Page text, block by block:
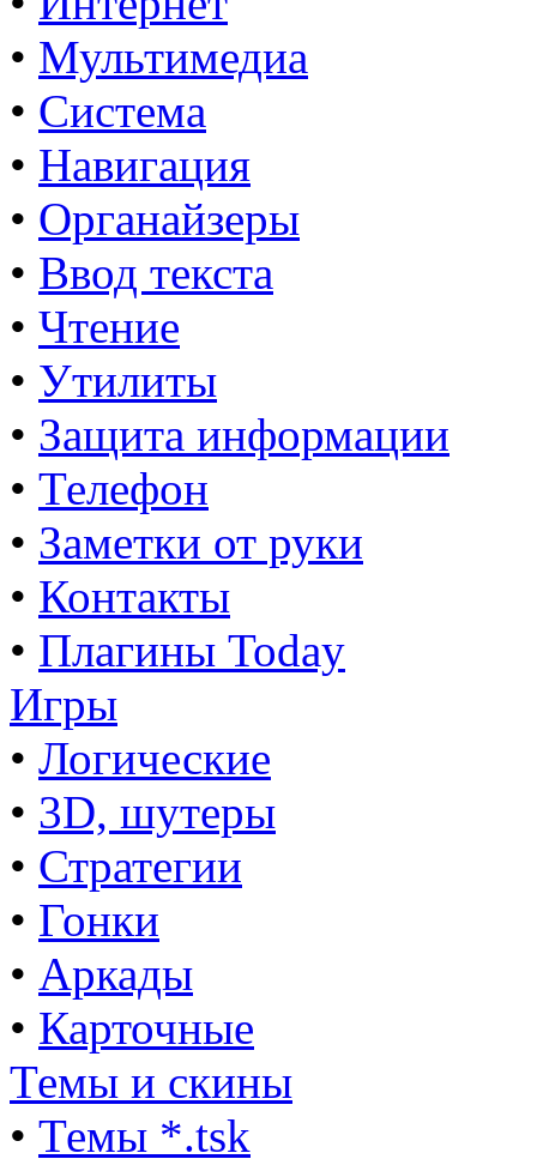
• Мультимедиа
• Система
• Навигация
• Органайзеры
• Ввод текста
• Чтение
• Утилиты
• Защита информации
• Телефон
• Заметки от руки
• Контакты
• Плагины Today
Игры
• Логические
• 3D, шутеры
• Стратегии
• Гонки
• Аркады
• Карточные
Темы и скины
• Темы *.tsk